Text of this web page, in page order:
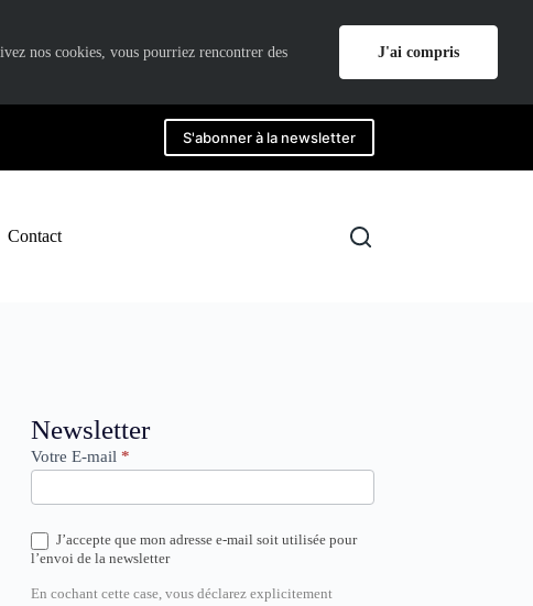
S'abonner à la newsletter
Contact
Newsletter
Newsletter
Votre E-mail *
J’accepte que mon adresse e-mail soit utilisée pour
l’envoi de la newsletter
En cochant cette case, vous déclarez explicitement
nos cookies, vous pourriez rencontrer des
J'ai compris